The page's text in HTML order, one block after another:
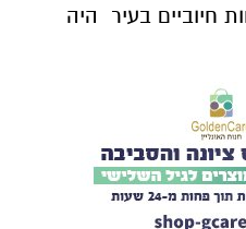
חיוביים בעיר היה